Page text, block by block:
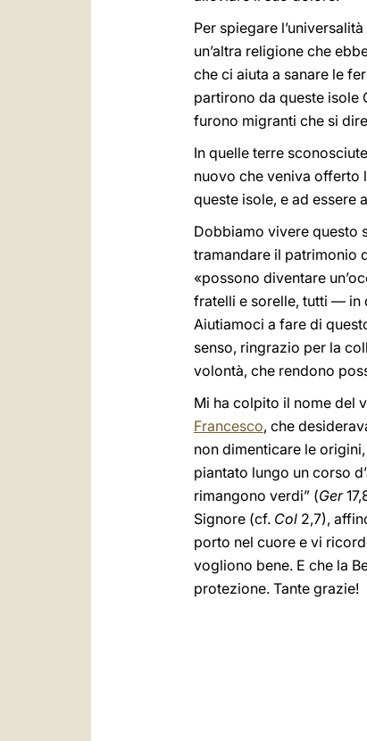
Per spiegare
un’altra religione che
che ci aiuta a sanare le
partirono da queste isole
furono migranti che si
In quelle terre
nuovo che veniva offerto
queste isole, e ad essere
Dobbiamo vivere questo
tramandare il patrimonio
«possono diventare
fratelli e sorelle, tutti — in
Aiutiamoci a fare di
senso, ringrazio per la
volontà, che rendono
Mi ha colpito il nome del
Francesco, che
non dimenticare le
piantato lungo un corso
rimangono verdi” (Ger
Signore (cf. Col 2,7),
porto nel cuore e vi
vogliono bene. E che la
protezione. Tante grazie!